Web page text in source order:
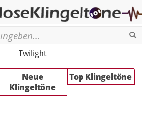
Twilight
Neue
Klingeltöne
Top Klingeltöne